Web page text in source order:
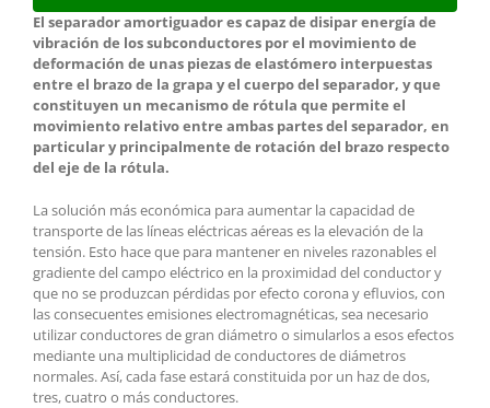
El separador amortiguador es capaz de disipar energía de
vibración de los subconductores por el movimiento de
deformación de unas piezas de elastómero interpuestas
entre el brazo de la grapa y el cuerpo del separador, y que
constituyen un mecanismo de rótula que permite el
movimiento relativo entre ambas partes del separador, en
particular y principalmente de rotación del brazo respecto
del eje de la rótula.
La solución más económica para aumentar la capacidad de
transporte de las líneas eléctricas aéreas es la elevación de la
tensión. Esto hace que para mantener en niveles razonables el
gradiente del campo eléctrico en la proximidad del conductor y
que no se produzcan pérdidas por efecto corona y efluvios, con
las consecuentes emisiones electromagnéticas, sea necesario
utilizar conductores de gran diámetro o simularlos a esos efectos
mediante una multiplicidad de conductores de diámetros
normales. Así, cada fase estará constituida por un haz de dos,
tres, cuatro o más conductores.